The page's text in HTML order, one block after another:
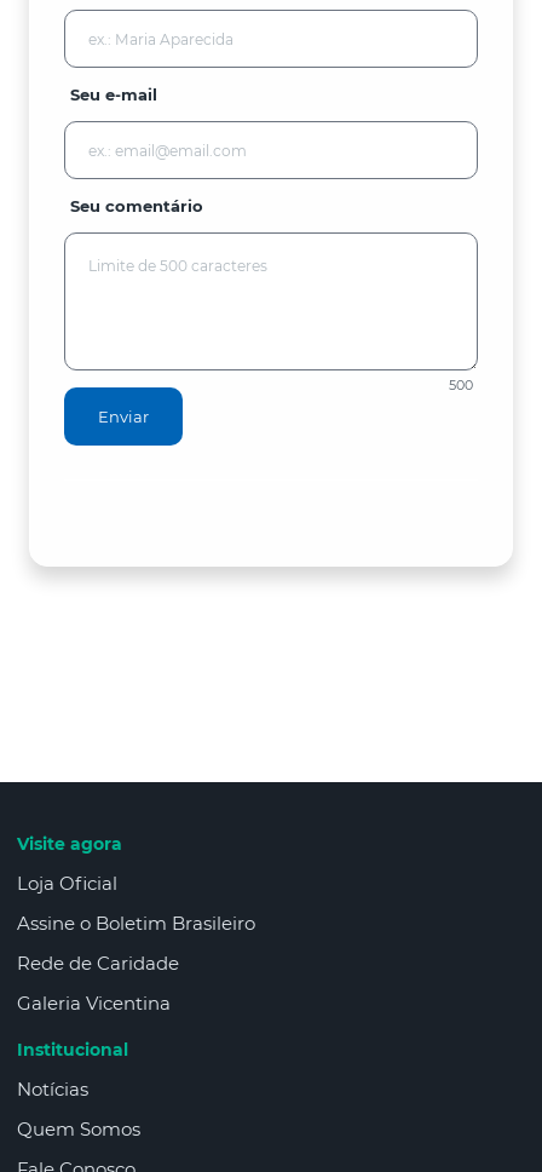
Seu e-mail
Seu comentário
500
Enviar
Visite agora
Loja Oficial
Assine o Boletim Brasileiro
Rede de Caridade
Galeria Vicentina
Institucional
Notícias
Quem Somos